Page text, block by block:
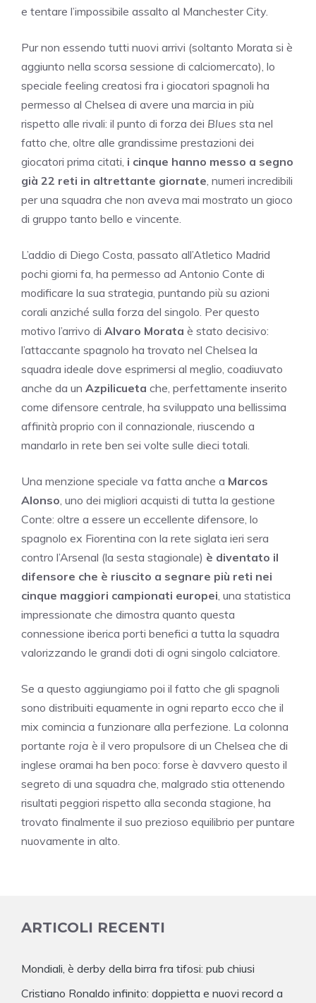
e tentare l’impossibile assalto al Manchester City.
Pur non essendo tutti nuovi arrivi (soltanto Morata si è
aggiunto nella scorsa sessione di calciomercato), lo
speciale feeling creatosi fra i giocatori spagnoli ha
permesso al Chelsea di avere una marcia in più
rispetto alle rivali: il punto di forza dei Blues sta nel
fatto che, oltre alle grandissime prestazioni dei
giocatori prima citati, i cinque hanno messo a segno
già 22 reti in altrettante giornate, numeri incredibili
per una squadra che non aveva mai mostrato un gioco
di gruppo tanto bello e vincente.
L’addio di Diego Costa, passato all’Atletico Madrid
pochi giorni fa, ha permesso ad Antonio Conte di
modificare la sua strategia, puntando più su azioni
corali anziché sulla forza del singolo. Per questo
motivo l’arrivo di Alvaro Morata è stato decisivo:
l’attaccante spagnolo ha trovato nel Chelsea la
squadra ideale dove esprimersi al meglio, coadiuvato
anche da un Azpilicueta che, perfettamente inserito
come difensore centrale, ha sviluppato una bellissima
affinità proprio con il connazionale, riuscendo a
mandarlo in rete ben sei volte sulle dieci totali.
Una menzione speciale va fatta anche a Marcos
Alonso, uno dei migliori acquisti di tutta la gestione
Conte: oltre a essere un eccellente difensore, lo
spagnolo ex Fiorentina con la rete siglata ieri sera
contro l’Arsenal (la sesta stagionale) è diventato il
difensore che è riuscito a segnare più reti nei
cinque maggiori campionati europei, una statistica
impressionate che dimostra quanto questa
connessione iberica porti benefici a tutta la squadra
valorizzando le grandi doti di ogni singolo calciatore.
Se a questo aggiungiamo poi il fatto che gli spagnoli
sono distribuiti equamente in ogni reparto ecco che il
mix comincia a funzionare alla perfezione. La colonna
portante roja è il vero propulsore di un Chelsea che di
inglese oramai ha ben poco: forse è davvero questo il
segreto di una squadra che, malgrado stia ottenendo
risultati peggiori rispetto alla seconda stagione, ha
trovato finalmente il suo prezioso equilibrio per puntare
nuovamente in alto.
ARTICOLI RECENTI
Mondiali, è derby della birra fra tifosi: pub chiusi
Cristiano Ronaldo infinito: doppietta e nuovi record a